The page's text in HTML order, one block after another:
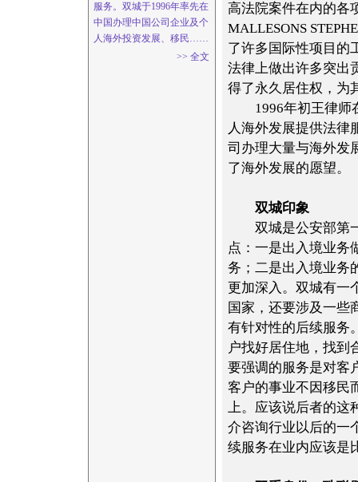
服务。双城于1996年率先在
中国办理中国公司企业及个
人海外投资发展、移民……
>> 全文
高法院案件在内的各
MALLESONS
了许多国际性项目的
法律上做出许多突出
得了永久居住权，为
1996年初王律师在
人海外发展提供法律
司办理大量与海外发
了海外发展的愿望。
双城印象
双城是公安部第一
点：一是出入境业务
务；二是出入境业务
更加深入。双城有一
国家，还要涉及一些
有针对性的后续服务
户找好居住地，找到
要强调的服务是对客
客户的事业不因移民
上。应该说后者的这
介咨询行业以后的一
续服务在业内应该是